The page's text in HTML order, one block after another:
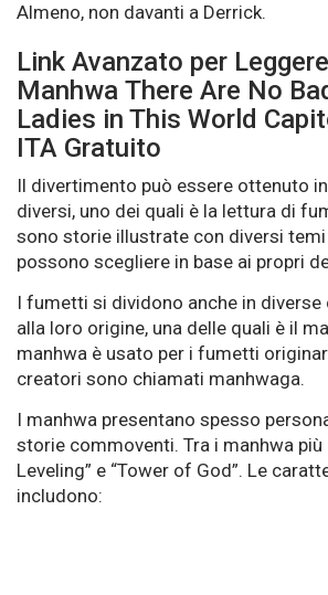
Almeno, non davanti a Derrick.
Link Avanzato per
Manhwa There Are No
Ladies in This World
ITA Gratuito
Il divertimento può essere ottenuto
diversi, uno dei quali è la lettura di
sono storie illustrate con diversi
possono scegliere in base ai propri
I fumetti si dividono anche in diverse
alla loro origine, una delle quali è il
manhwa è usato per i fumetti
creatori sono chiamati manhwaga.
I manhwa presentano spesso
storie commoventi. Tra i manhwa più
Leveling” e “Tower of God”. Le
includono: